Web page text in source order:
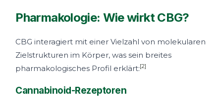
Pharmakologie: Wie wirkt CBG?
CBG interagiert mit einer Vielzahl von molekularen
Zielstrukturen im Körper, was sein breites
pharmakologisches Profil erklärt:[2]
Cannabinoid-Rezeptoren